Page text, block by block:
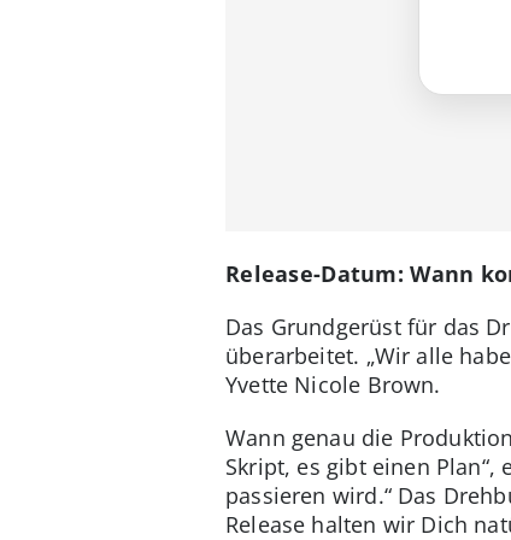
Release-Datum: Wann
Das Grundgerüst für das
überarbeitet. „Wir alle
Yvette Nicole Brown.
Wann genau die
Skript, es gibt einen Plan“,
passieren wird.“ Das
Release halten wir Dich